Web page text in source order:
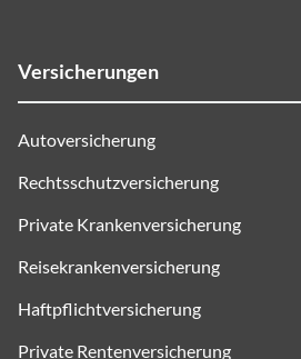
Versicherungen
Autoversicherung
Rechtsschutzversicherung
Private Krankenversicherung
Reisekrankenversicherung
Haftpflichtversicherung
Private Rentenversicherung